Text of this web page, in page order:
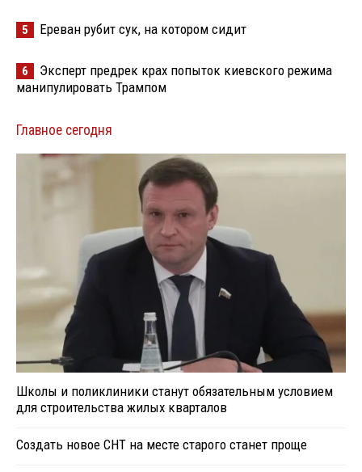
5 Ереван рубит сук, на котором сидит
6
Эксперт предрек крах попыток киевского режима
манипулировать Трампом
Главное сегодня
Школы и поликлиники станут обязательным условием
для строительства жилых кварталов
Создать новое СНТ на месте старого станет проще